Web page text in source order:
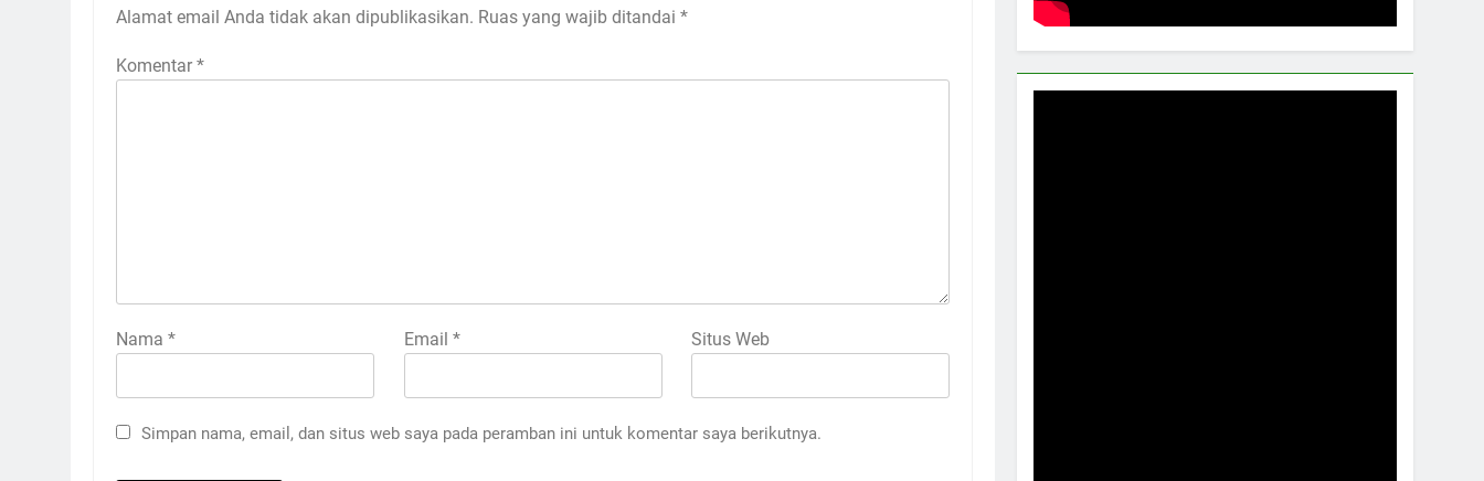
Alamat email Anda tidak akan dipublikasikan. Ruas yang wajib ditandai *
Komentar *
Nama * Email * Situs Web
Simpan nama, email, dan situs web saya pada peramban ini untuk komentar saya berikutnya.